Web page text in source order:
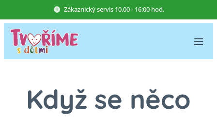
Zákaznický servis 10.00 - 16:00 hod.
Když se něco